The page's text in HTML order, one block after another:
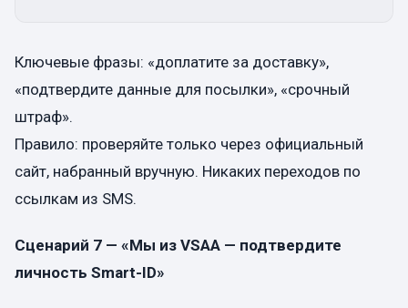
Ключевые фразы: «доплатите за доставку»,
«подтвердите данные для посылки», «срочный
штраф».
Правило: проверяйте только через официальный
сайт, набранный вручную. Никаких переходов по
ссылкам из SMS.
Сценарий 7 — «Мы из VSAA — подтвердите
личность Smart-ID»